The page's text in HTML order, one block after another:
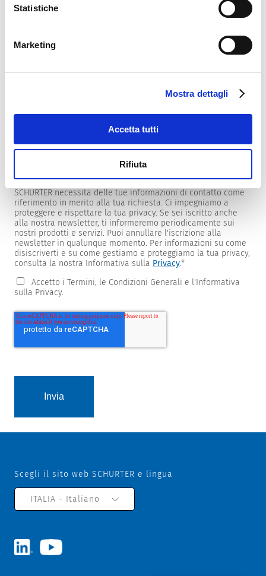
Statistiche
Marketing
Mostra dettagli
Accetta tutti
Rifiuta
Forniamo ai clienti newsletter specifiche per prodotti e
sottostante.
Desidero ricevere la newsletter SCHURTER.
SCHURTER necessita delle tue informazioni di contatto come
riferimento in merito alla tua richiesta. Ci impegniamo a
proteggere e rispettare la tua privacy. Se sei iscritto anche
alla nostra newsletter, ti informeremo periodicamente sui
nostri prodotti e servizi. Puoi annullare l'iscrizione alla
newsletter in qualunque momento. Per informazioni su come
disiscriverti e su come gestiamo e proteggiamo la tua privacy,
consulta la nostra Informativa sulla Privacy.*
Accetto i Termini, le Condizioni Generali e l'Informativa
sulla Privacy.
Scegli il sito web SCHURTER e lingua
ITALIA - Italiano